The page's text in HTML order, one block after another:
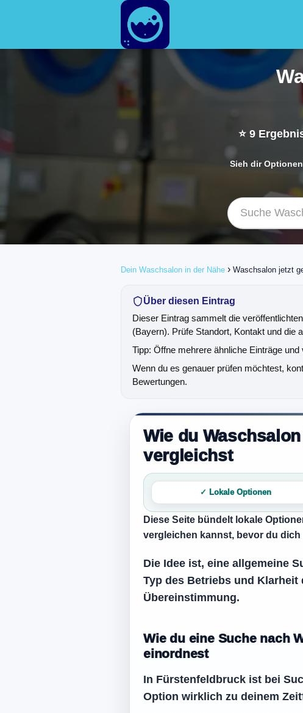
⭐ 9
Sieh dir
Dein Waschsalon in der Nähe Waschsalon jetzt
Über diesen Eintrag
Dieser Eintrag sammelt die
(Bayern). Prüfe Standort, Kontakt und die
Tipp: Öffne mehrere ähnliche Einträge
Wenn du es genauer prüfen möchtest,
Bewertungen.
Wie du
vergleichst
✓ Lokale Optionen
Diese Seite bündelt lokale
vergleichen kannst, bevor du
Die Idee ist, eine allgemeine
Typ des Betriebs und
Übereinstimmung.
Wie du eine Suche nach
einordnest
In Fürstenfeldbruck ist bei
Option wirklich zu deinem